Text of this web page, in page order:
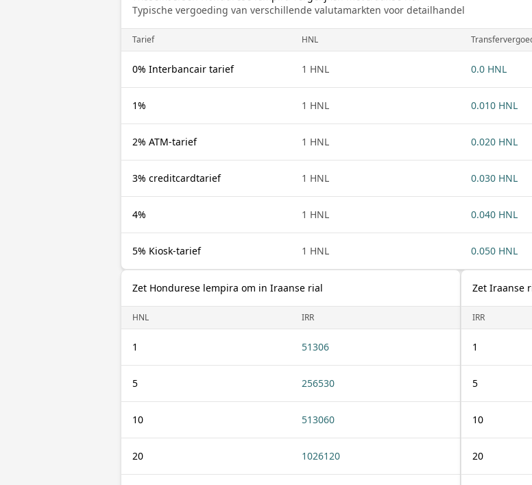
Typische vergoeding van verschillende valutamarkten voor detailhandel
Tarief HNL
0% Interbancair tarief 1 HNL 0.0 HNL
1% 1 HNL 0.010 HNL
2% ATM-tarief 1 HNL 0.020 HNL
3% creditcardtarief 1 HNL 0.030 HNL
4% 1 HNL 0.040 HNL
5% Kiosk-tarief 1 HNL 0.050 HNL
Zet Hondurese lempira om in Iraanse rial
HNL IRR
1 51306
5 256530
10 513060
20 1026120
Zet Iraanse
IRR
1
5
10
20